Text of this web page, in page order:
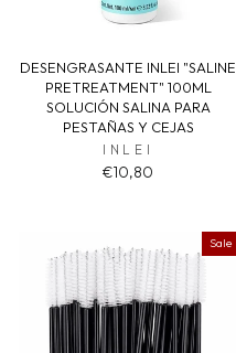
DESENGRASANTE INLEI "SALINE
PRETREATMENT" 100ML
SOLUCIÓN SALINA PARA
PESTAÑAS Y CEJAS
INLEI
€10,80
Sale